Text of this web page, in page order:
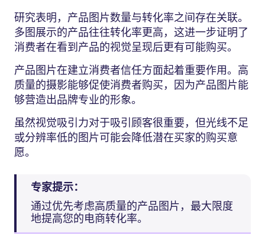
研究表明，产品图片数量与转化率之间存在关联。
多图展示的产品往往转化率更高，这进一步证明了
消费者在看到产品的视觉呈现后更有可能购买。
产品图片在建立消费者信任方面起着重要作用。高
质量的摄影能够促使消费者购买，因为产品图片能
够营造出品牌专业的形象。
虽然视觉吸引力对于吸引顾客很重要，但光线不足
或分辨率低的图片可能会降低潜在买家的购买意
愿。
专家提示：
通过优先考虑高质量的产品图片，最大限度
地提高您的电商转化率。